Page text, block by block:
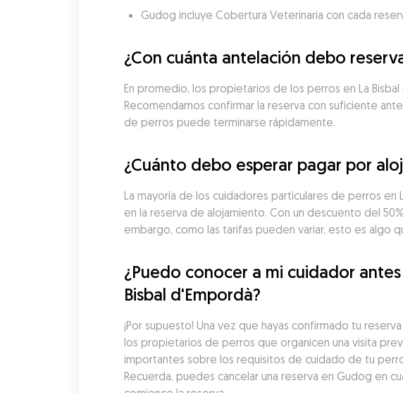
Gudog incluye Cobertura Veterinaria con cada
¿Con cuánta antelación debo
En promedio, los propietarios de los perros en La
Recomendamos confirmar la reserva con suficiente
de perros puede terminarse rápidamente.
¿Cuánto debo esperar pagar por
La mayoría de los cuidadores particulares de perros
en la reserva de alojamiento. Con un descuento del
embargo, como las tarifas pueden variar, esto es algo
¿Puedo conocer a mi cuidador
Bisbal d'Empordà?
¡Por supuesto! Una vez que hayas confirmado tu
los propietarios de perros que organicen una visita
importantes sobre los requisitos de cuidado de tu
Recuerda, puedes cancelar una reserva en Gudog en